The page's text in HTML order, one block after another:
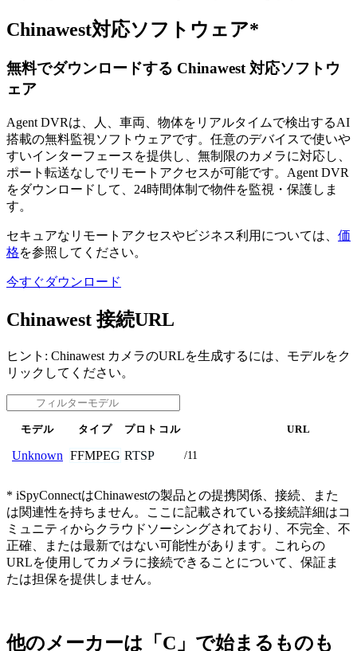
Chinawest対応ソフトウェア*
無料でダウンロードする Chinawest 対応ソフトウ
ェア
Agent DVRは、人、車両、物体をリアルタイムで検出するAI
搭載の無料監視ソフトウェアです。任意のデバイスで使いや
すいインターフェースを提供し、無制限のカメラに対応し、
ポート転送なしでリモートアクセスが可能です。Agent DVR
をダウンロードして、24時間体制で物件を監視・保護しま
す。
セキュアなリモートアクセスやビジネス利用については、 価
格を参照してください。
今すぐダウンロード
Chinawest 接続URL
ヒント: Chinawest カメラのURLを生成するには、モデルをク
リックしてください。
モデル タイプ プロトコル URL
Unknown FFMPEG RTSP /11
* iSpyConnectはChinawestの製品との提携関係、接続、また
は関連性を持ちません。ここに記載されている接続詳細はコ
ミュニティからクラウドソーシングされており、不完全、不
正確、または最新ではない可能性があります。これらの
URLを使用してカメラに接続できることについて、保証ま
たは担保を提供しません。
他のメーカーは「C」で始まるものも